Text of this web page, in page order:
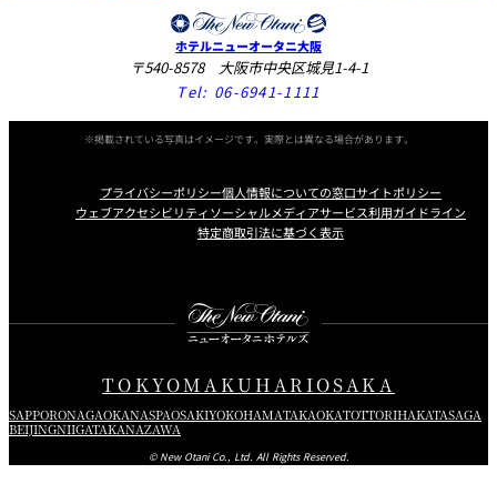
ホテルニューオータニ大阪
〒540-8578 大阪市中央区城見1-4-1
Tel: 06-6941-1111
※掲載されている写真はイメージです。実際とは異なる場合があります。
プライバシーポリシー個人情報についての窓口サイトポリシー
ウェブアクセシビリティソーシャルメディアサービス利用ガイドライン
特定商取引法に基づく表示
TOKYOMAKUHARIOSAKA
SAPPORONAGAOKANASPAOSAKIYOKOHAMATAKAOKATOTTORIHAKATASAGA
BEIJINGNIIGATAKANAZAWA
© New Otani Co., Ltd. All Rights Reserved.